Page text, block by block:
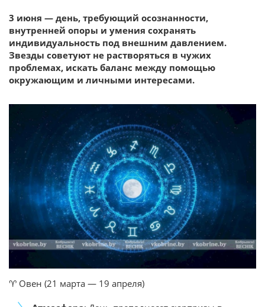
3 июня — день, требующий осознанности,
внутренней опоры и умения сохранять
индивидуальность под внешним давлением.
Звезды советуют не растворяться в чужих
проблемах, искать баланс между помощью
окружающим и личными интересами.
♈ Овен (21 марта — 19 апреля)